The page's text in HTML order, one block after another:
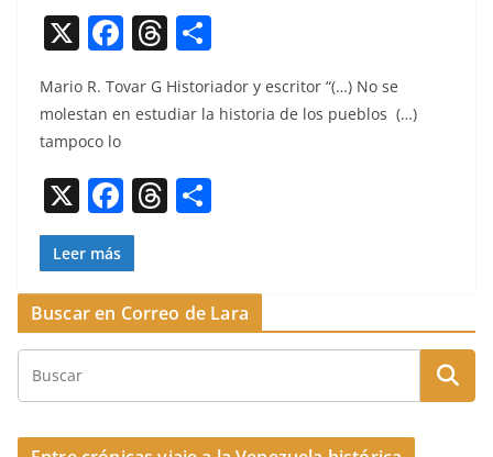
X F
c
b
o
o
k
T
h
re
d
s
o
m
Mario R. Tovar G His­to­ri­ador y escritor “(…) No se
molestan en estu­di­ar la his­to­ria de los pueb­los (…)
tam­poco lo
X F
a
c
e
b
o
k
T
a
d
p
ar
Leer más
Buscar en Correo de Lara